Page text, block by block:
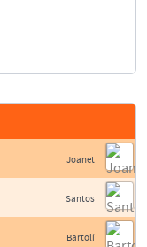
Joanet
Santos
Bartolí